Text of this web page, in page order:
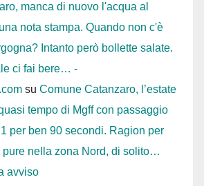
manca di nuovo l'acqua al
nota stampa. Quando non c'è
Intanto però bollette salate.
ci fai bere… -
su Comune Catanzaro, l’estate
tempo di Mgff con passaggio
per ben 90 secondi. Ragion per
pure nella zona Nord, di solito…
avviso